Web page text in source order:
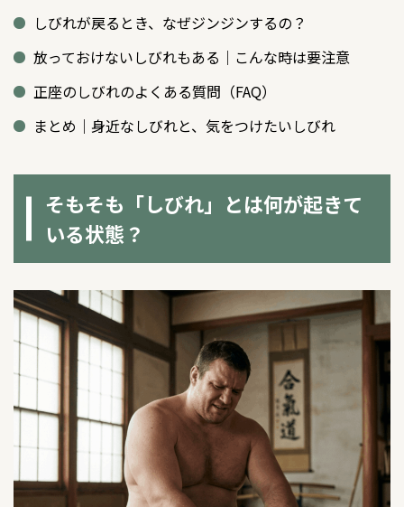
しびれが戻るとき、なぜジンジンするの？
放っておけないしびれもある｜こんな時は要注意
正座のしびれのよくある質問（FAQ）
まとめ｜身近なしびれと、気をつけたいしびれ
そもそも「しびれ」とは何が起きて
いる状態？